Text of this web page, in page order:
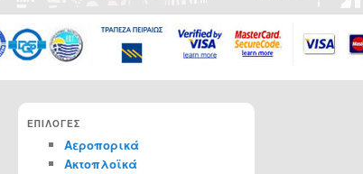
ΕΠΙΛΟΓΕΣ
Αεροπορικά
Ακτοπλοϊκά